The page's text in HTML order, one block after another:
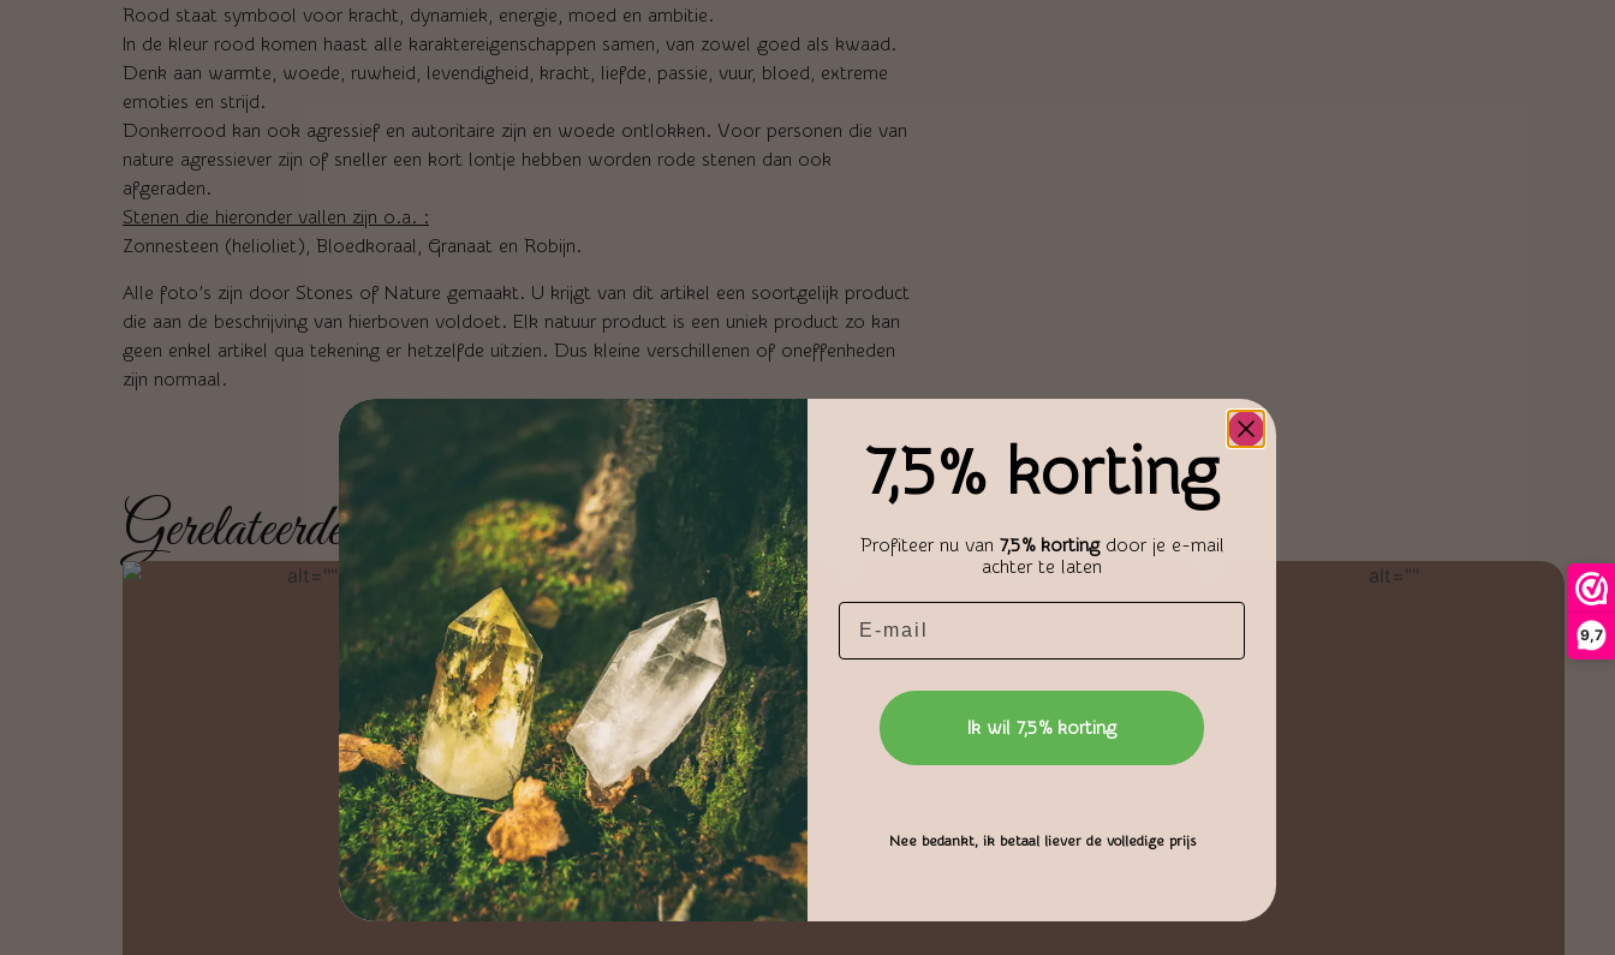
9,7
Rood staat symbool voor kracht, dynamiek, energie, moed en ambitie.
In de kleur rood komen haast alle karaktereigenschappen samen, van zowel goed als kwaad.
Denk aan warmte, woede, ruwheid, levendigheid, kracht, liefde, passie, vuur, bloed, extreme
emoties en strijd.
Donkerrood kan ook agressief en autoritaire zijn en woede ontlokken. Voor personen die van
nature agressiever zijn of sneller een kort lontje hebben worden rode stenen dan ook
afgeraden.
Stenen die hieronder vallen zijn o.a. :
Zonnesteen (helioliet), Bloedkoraal, Granaat en Robijn.
Alle foto’s zijn door Stones of Nature gemaakt. U krijgt van dit artikel een soortgelijk product
die aan de beschrijving van hierboven voldoet. Elk natuur product is een uniek product zo kan
geen enkel artikel qua tekening er hetzelfde uitzien. Dus kleine verschillenen of oneffenheden
zijn normaal.
Gerelateerde producten
7,5% korting
Profiteer nu van 7,5% kortingdoor je e-mail
achter te laten
Ik wil 7,5% korting
Nee bedankt, ik betaal liever de volledige prijs